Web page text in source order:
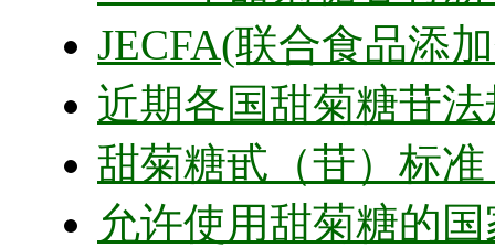
JECFA(联合食品添
近期各国甜菊糖苷
甜菊糖甙（苷）标准
允许使用甜菊糖的